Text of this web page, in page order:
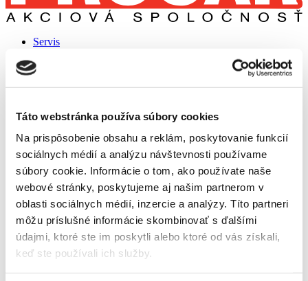
Táto webstránka používa súbory cookies
Na prispôsobenie obsahu a reklám, poskytovanie funkcií
sociálnych médií a analýzu návštevnosti používame
súbory cookie. Informácie o tom, ako používate naše
webové stránky, poskytujeme aj našim partnerom v
oblasti sociálnych médií, inzercie a analýzy. Títo partneri
môžu príslušné informácie skombinovať s ďalšími
údajmi, ktoré ste im poskytli alebo ktoré od vás získali,
keď ste používali ich služby.
Servis
Značky
MAN
Predaj
Na sklade
Na objednávku
Nadstavby
Komunál
Autodoprava
O nás
Kontakt
Domov